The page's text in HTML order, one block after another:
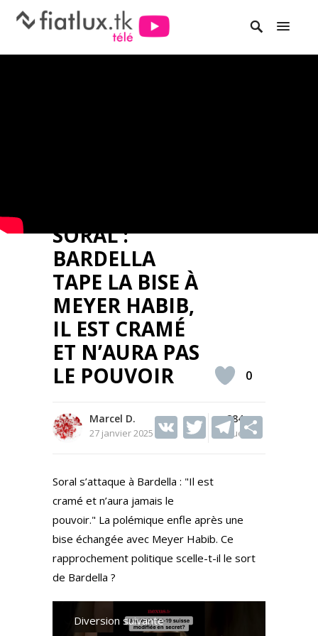
SORAL :
BARDELLA
TAPE LA BISE À
MEYER HABIB,
IL EST CRAMÉ
ET N’AURA PAS
LE POUVOIR
Marcel D.
27 janvier 2025
284
Vues
V T
itt
er
T
a
0
Soral s’attaque à Bardella : "Il est
cramé et n’aura jamais le
pouvoir." La polémique enfle après une
bise échangée avec Meyer Habib. Ce
rapprochement politique scelle-t-il le sort
de Bardella ?
Diversion suivante